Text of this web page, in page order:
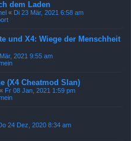
dem Laden
« Di 23 Mär, 2021 6:58 am
und X4: Wiege der Menschheit
2021 9:55 am
(X4 Cheatmod Slan)
« Fr 08 Jan, 2021 1:59 pm
24 Dez, 2020 8:34 am